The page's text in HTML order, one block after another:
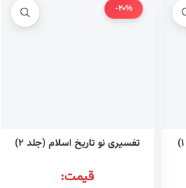
-20%
تفسیری نو تاریخ اسلام (جلد ۲)
قیمت: